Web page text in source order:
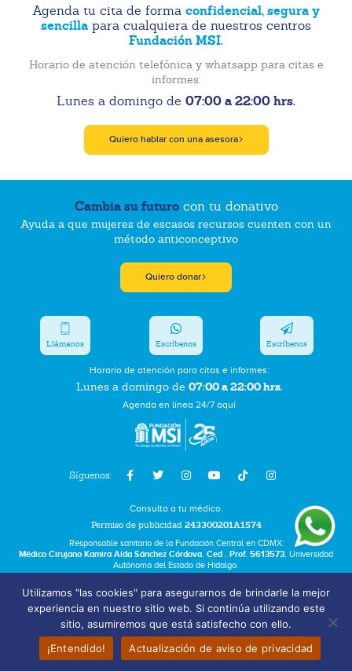
Agenda tu cita de forma confidencial, segura y
sencilla para cualquiera de nuestros centros
Fundación MSI.
Horario de atención telefónica y whatsapp para citas e
informes:
Lunes a domingo de 07:00 a 22:00 hrs.
Quiero hablar con una asesora
Cambia su futurocon tu donativo
Ayuda a que mujeres de escasos recursos cuenten con un
método anticonceptivo
Quiero donar
Síguenos:
Horario de atención para citas e informes:
Lunes a domingo de 07:00 a 22:00 hrs.
Agenda en línea 24/7 aquí
Llámanos Escríbenos Escríbenos
Consulta a tu médico.
Permiso de publicidad 243300201A1574
Responsable sanitario de la Fundación Central en CDMX:
Médico Cirujano Kamira Aída Sánchez Córdova. Ced . Prof. 5613573. Universidad
Autónoma del Estado de Hidalgo.
Aviso de Privacidad
Términos y Condiciones
Bolsa de Trabajo
Fundación Marie Stopes México A.C. © 2025 All rights reserved
Utilizamos "las cookies" para asegurarnos de brindarle la mejor
experiencia en nuestro sitio web. Si continúa utilizando este
sitio, asumiremos que está satisfecho con ello.
¡Entendido!
Actualización de aviso de privacidad